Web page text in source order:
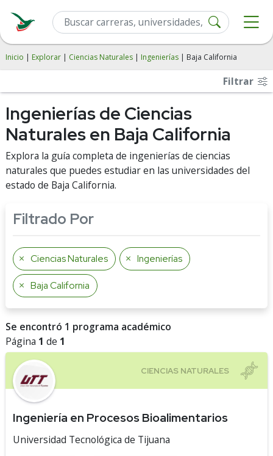
Inicio | Explorar | Ciencias Naturales | Ingenierías | Baja California
Filtrar
Ingenierías de Ciencias
Naturales en Baja California
Explora la guía completa de ingenierías de ciencias
naturales que puedes estudiar en las universidades del
estado de Baja California.
Filtrado Por
Ciencias Naturales Ingenierías
Baja California
Se encontró 1 programa académico
Página 1 de 1
Ingeniería en Procesos Bioalimentarios
Universidad Tecnológica de Tijuana